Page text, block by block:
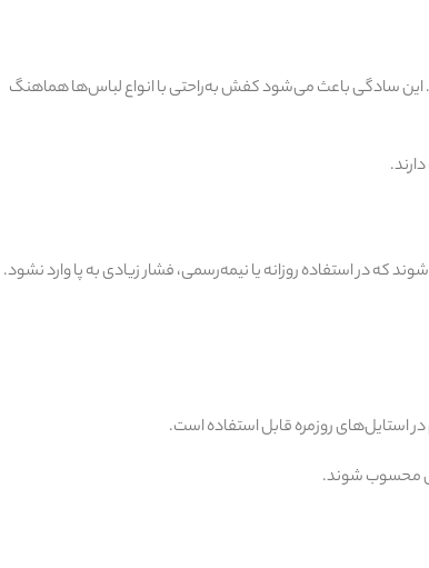
این سادگی باعث می‌شود کفش به‌راحتی با انواع لباس‌ها هماهنگ
در استفاده روزانه یا نیمه‌رسمی، فشار زیادی به پا وارد نشود.
روزمره قابل استفاده است.
محسوب شوند.